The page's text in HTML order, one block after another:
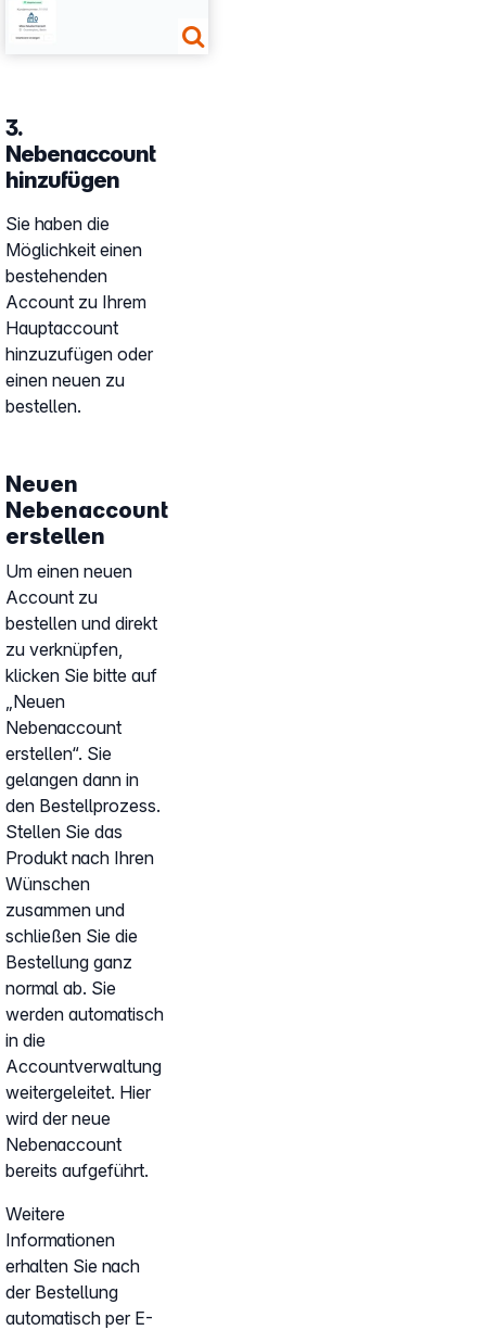
3.
Nebenaccount
hinzufügen
Sie haben die
Möglichkeit einen
bestehenden
Account zu Ihrem
Hauptaccount
hinzuzufügen oder
einen neuen zu
bestellen.
Neuen
Nebenaccount
erstellen
Um einen neuen
Account zu
bestellen und direkt
zu verknüpfen,
klicken Sie bitte auf
„Neuen
Nebenaccount
erstellen“. Sie
gelangen dann in
den Bestellprozess.
Stellen Sie das
Produkt nach Ihren
Wünschen
zusammen und
schließen Sie die
Bestellung ganz
normal ab. Sie
werden automatisch
in die
Accountverwaltung
weitergeleitet. Hier
wird der neue
Nebenaccount
bereits aufgeführt.
Weitere
Informationen
erhalten Sie nach
der Bestellung
automatisch per E-